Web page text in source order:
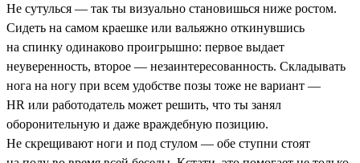
Не сутулься — так ты визуально становишься ниже ростом.
Сидеть на самом краешке или вальяжно откинувшись
на спинку одинаково проигрышно: первое выдает
неуверенность, второе — незаинтересованность. Складывать
нога на ногу при всем удобстве позы тоже не вариант —
HR или работодатель может решить, что ты занял
оборонительную и даже враждебную позицию.
Не скрещивают ноги и под стулом — обе ступни стоят